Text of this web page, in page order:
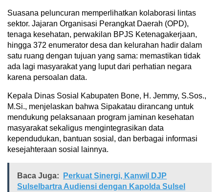
Suasana peluncuran memperlihatkan kolaborasi lintas
sektor. Jajaran Organisasi Perangkat Daerah (OPD),
tenaga kesehatan, perwakilan BPJS Ketenagakerjaan,
hingga 372 enumerator desa dan kelurahan hadir dalam
satu ruang dengan tujuan yang sama: memastikan tidak
ada lagi masyarakat yang luput dari perhatian negara
karena persoalan data.
Kepala Dinas Sosial Kabupaten Bone, H. Jemmy, S.Sos.,
M.Si., menjelaskan bahwa Sipakatau dirancang untuk
mendukung pelaksanaan program jaminan kesehatan
masyarakat sekaligus mengintegrasikan data
kependudukan, bantuan sosial, dan berbagai informasi
kesejahteraan sosial lainnya.
Baca Juga:
Perkuat Sinergi, Kanwil DJP
Sulselbartra Audiensi dengan Kapolda Sulsel